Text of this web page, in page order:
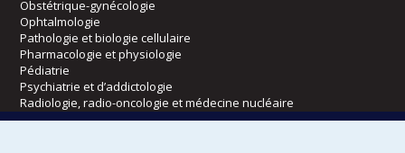
Obstétrique-gynécologie
Ophtalmologie
Pathologie et biologie cellulaire
Pharmacologie et physiologie
Pédiatrie
Psychiatrie et d’addictologie
Radiologie, radio-oncologie et médecine nucléaire